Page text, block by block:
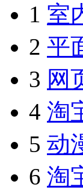
1 室
2 平
3 网
4 淘
5 动
6 淘